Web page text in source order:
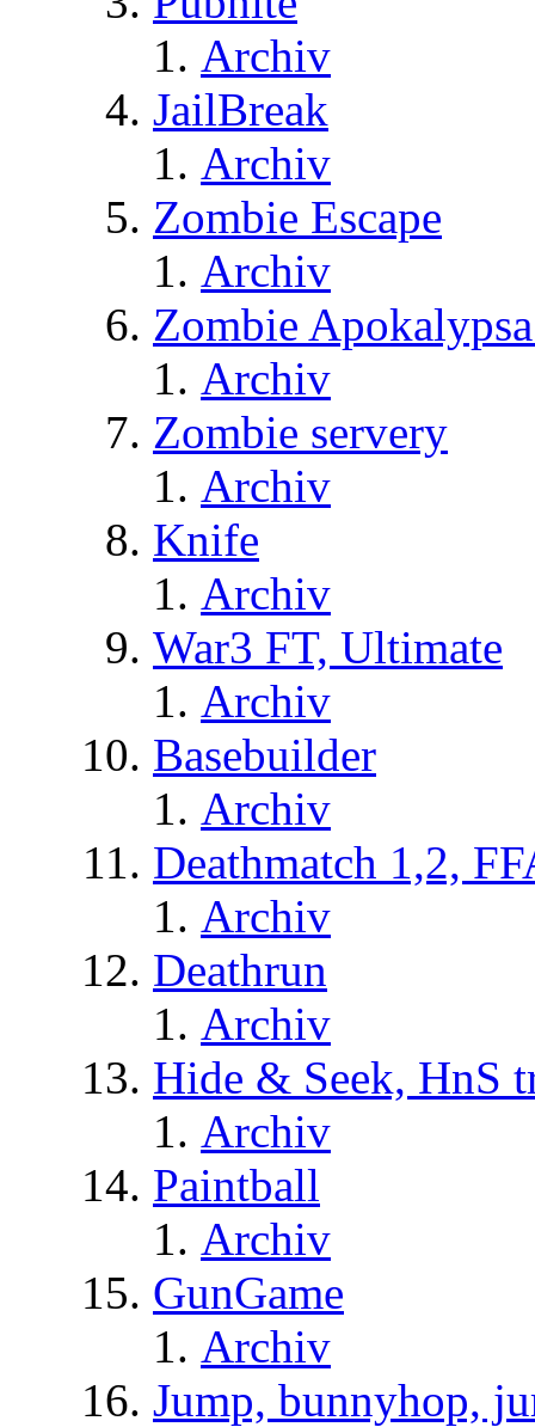
Archiv
JailBreak
Archiv
Zombie Escape
Archiv
Zombie
Archiv
Zombie servery
Archiv
Knife
Archiv
War3 FT, Ultimate
Archiv
Basebuilder
Archiv
Deathmatch 1,2,
Archiv
Deathrun
Archiv
Hide & Seek, HnS
Archiv
Paintball
Archiv
GunGame
Archiv
Jump, bunnyhop,